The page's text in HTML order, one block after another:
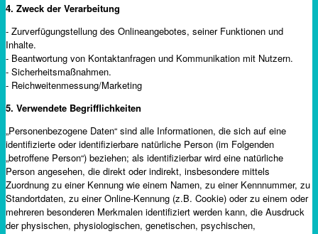
4. Zweck der Verarbeitung
- Zurverfügungstellung des Onlineangebotes, seiner Funktionen und
Inhalte.
- Beantwortung von Kontaktanfragen und Kommunikation mit Nutzern.
- Sicherheitsmaßnahmen.
- Reichweitenmessung/Marketing
5. Verwendete Begrifflichkeiten
„Personenbezogene Daten“ sind alle Informationen, die sich auf eine
identifizierte oder identifizierbare natürliche Person (im Folgenden
„betroffene Person“) beziehen; als identifizierbar wird eine natürliche
Person angesehen, die direkt oder indirekt, insbesondere mittels
Zuordnung zu einer Kennung wie einem Namen, zu einer Kennnummer, zu
Standortdaten, zu einer Online-Kennung (z.B. Cookie) oder zu einem oder
mehreren besonderen Merkmalen identifiziert werden kann, die Ausdruck
der physischen, physiologischen, genetischen, psychischen,